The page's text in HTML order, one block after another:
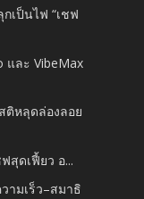
เป็นไฟ “เชฟ
และ VibeMax
ติหลุดล่องลอย
สุดเฟี้ยว อ...
ามเร็ว–สมาธิ